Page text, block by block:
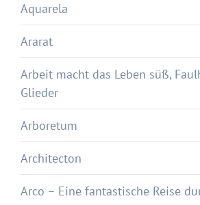
Aquarela
Ararat
Arbeit macht das Leben süß,
Glieder
Arboretum
Architecton
Arco – Eine fantastische Reise